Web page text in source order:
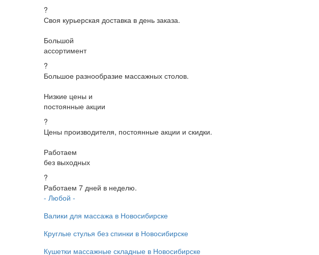
?
Своя курьерская доставка в день заказа.
Большой
ассортимент
?
Большое разнообразие массажных столов.
Низкие цены и
постоянные акции
?
Цены производителя, постоянные акции и скидки.
Работаем
без выходных
?
Работаем 7 дней в неделю.
- Любой -
Валики для массажа в Новосибирске
Круглые стулья без спинки в Новосибирске
Кушетки массажные складные в Новосибирске